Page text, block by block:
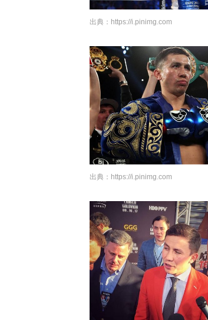
出典： https://i.pinimg.com
出典： https://i.pinimg.com